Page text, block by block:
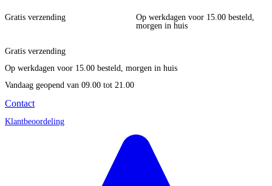
Gratis verzending
Op werkdagen voor 15.00 besteld,
morgen in huis
Gratis verzending
Op werkdagen voor 15.00 besteld, morgen in huis
Vandaag geopend van 09.00 tot 21.00
Contact
Klantbeoordeling